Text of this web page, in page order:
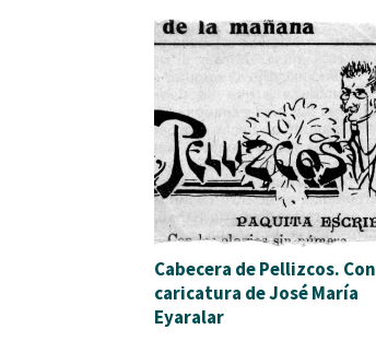
Cabecera de Pellizcos. Con
caricatura de José María
Eyaralar